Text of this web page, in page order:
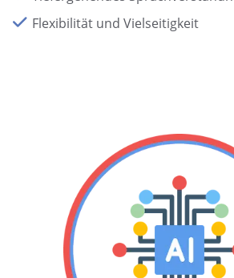
Flexibilität und Vielseitigkeit